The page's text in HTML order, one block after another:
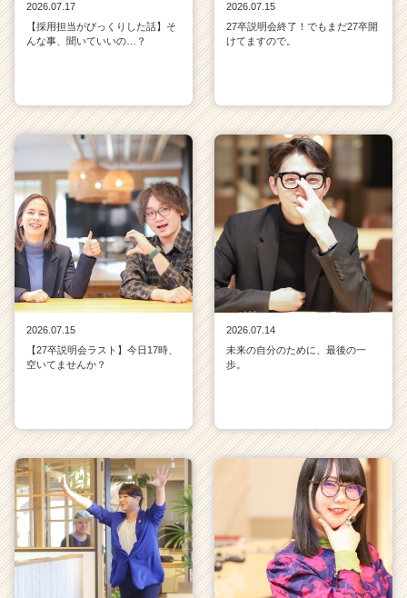
2026.07.17
【採用担当がびっくりした話】そ
んな事、聞いていいの…？
2026.07.15
27卒説明会終了！でもまだ27卒開
けてますので。
2026.07.15
【27卒説明会ラスト】今日17時、
空いてませんか？
2026.07.14
未来の自分のために、最後の一
歩。